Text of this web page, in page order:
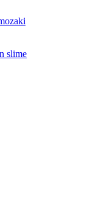
slime